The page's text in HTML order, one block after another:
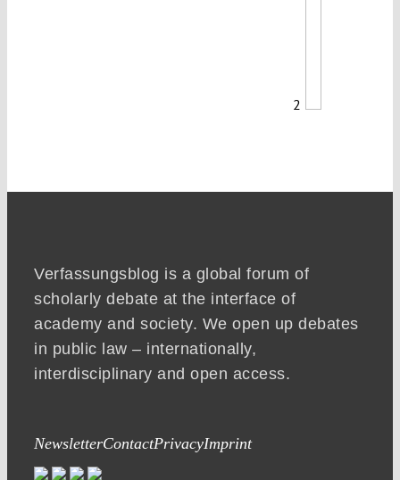
2
Verfassungsblog is a global forum of
scholarly debate at the interface of
academy and society. We open up debates
in public law – internationally,
interdisciplinary and open access.
NewsletterContactPrivacyImprint